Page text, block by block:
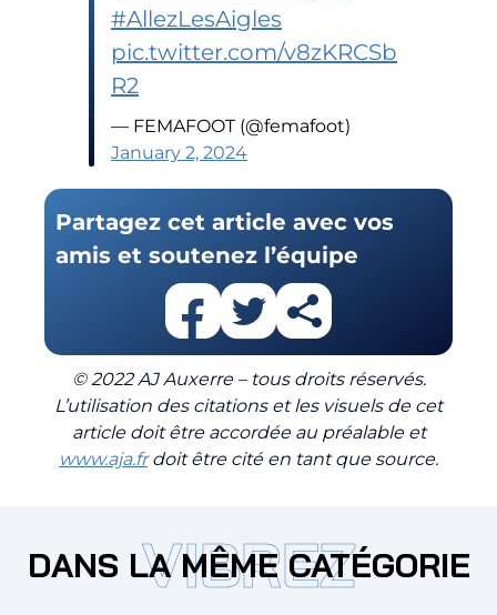
#AllezLesAigles
pic.twitter.com/v8zKRCSb
R2
— FEMAFOOT (@femafoot)
January 2, 2024
Partagez cet article avec vos
amis et soutenez l’équipe
© 2022 AJ Auxerre – tous droits réservés.
L’utilisation des citations et les visuels de cet
article doit être accordée au préalable et
www.aja.frdoit être cité en tant que source.
VIBREZ
DANS LA MÊME CATÉGORIE